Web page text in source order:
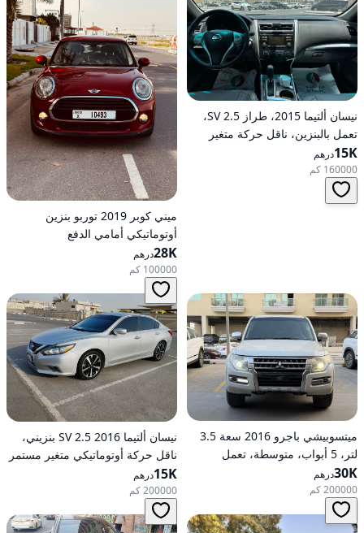
نيسان ألتيما 2015، طراز 2.5 SV،
تعمل بالبنزين، ناقل حركة متغير
مستمر (CVT)، دفع أمامي
15Kدرهم
160000 كم
ميني كوبر 2019 توربو بنزين
أوتوماتيكي أمامي الدفع
28Kدرهم
100000 كم
ميتسوبيشي باجرو 2016 سعة 3.5
لتر، 5 أبواب، متوسطة، تعمل
بالبنزين، أوتوماتيكية، دفع رباعي
30Kدرهم
200000 كم
نيسان ألتيما 2016 2.5 SV بنزيني،
ناقل حركة أوتوماتيكي متغير مستمر
(CVT)، دفع أمامي15Kدرهم
200000 كم